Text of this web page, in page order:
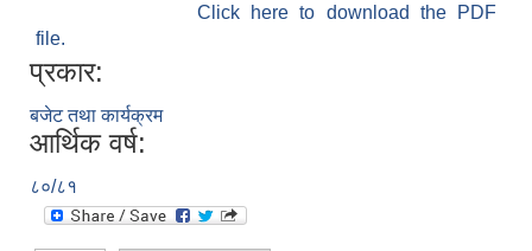
Click here to download the PDF
file.
प्रकार:
बजेट तथा कार्यक्रम
आर्थिक वर्ष:
८०/८१